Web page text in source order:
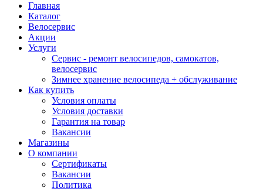
Главная
Каталог
Велосервис
Акции
Услуги
Сервис - ремонт велосипедов, самокатов,
велосервис
Зимнее хранение велосипеда + обслуживание
Как купить
Условия оплаты
Условия доставки
Гарантия на товар
Вакансии
Магазины
О компании
Сертификаты
Вакансии
Политика